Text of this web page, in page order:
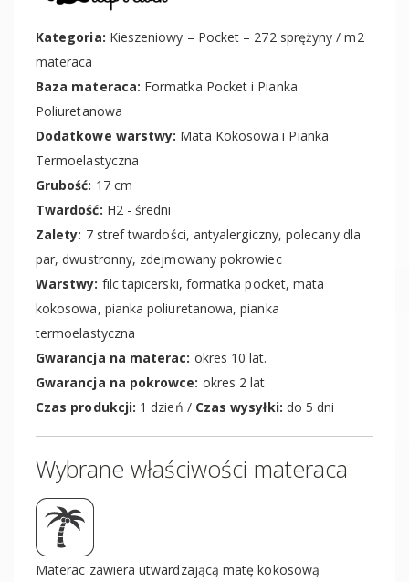
Kategoria: Kieszeniowy – Pocket – 272 sprężyny / m2
materaca
Baza materaca: Formatka Pocket i Pianka
Poliuretanowa
Dodatkowe warstwy: Mata Kokosowa i Pianka
Termoelastyczna
Grubość: 17 cm
Twardość: H2 - średni
Zalety: 7 stref twardości, antyalergiczny, polecany dla
par, dwustronny, zdejmowany pokrowiec
Warstwy: filc tapicerski, formatka pocket, mata
kokosowa, pianka poliuretanowa, pianka
termoelastyczna
Gwarancja na materac: okres 10 lat.
Gwarancja na pokrowce: okres 2 lat
Czas produkcji: 1 dzień / Czas wysyłki: do 5 dni
Wybrane właściwości materaca
Materac zawiera utwardzającą matę kokosową